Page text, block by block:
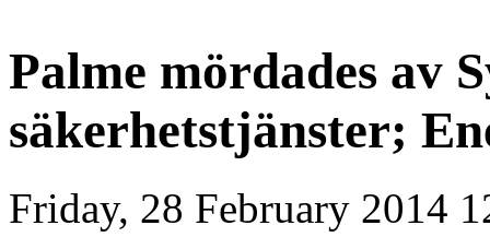
Palme mördades av
säkerhetstjänster;
Friday, 28 February 2014